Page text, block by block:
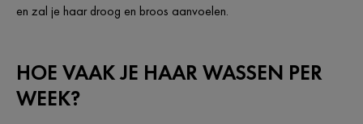
en zal je haar droog en broos aanvoelen.
HOE VAAK JE HAAR WASSEN PER
WEEK?